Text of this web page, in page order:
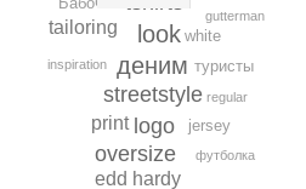
деним
look
streetstyle
logo
oversize
print
edd hardy
tailoring
jersey
white
туристы
inspiration
футболка
regular
gutterman